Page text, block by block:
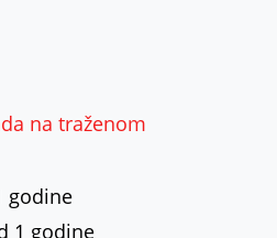
na traženom
godine
1 godine